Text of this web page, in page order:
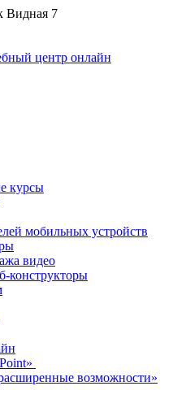
Видная 7
курсы
мобильных устройств
видео
конструкторы
возможности»